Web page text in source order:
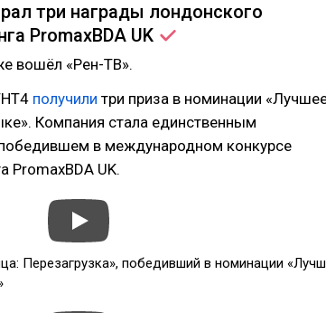
три награды лондонского
PromaxBDA UK
вошёл «Рен-ТВ».
получили три приза в номинации
Компания стала единственным
в международном конкурсе
PromaxBDA UK.
Перезагрузка», победивший в номинации